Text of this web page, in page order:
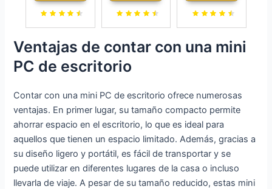
3,40GHz, 6W
M.2 SSD Mini
Ordenadores
Sobremesa,4K
Mini
Computador
2xHDMI/WiFi
5/BT4.2/RJ45
for Escuela
Educación
con Alder
+500GB M.2
PCIe 2280
WIFI6, Dual
HDMI, Pantalla
Dual,
1000Mbps, BT
5.2
SSD Mini
sobremesa,Ho
con Graphique
Radeon RX
Vega 10/4K 60
Hz
HDMI+VGA/5
G Business PC
Ventajas de contar con una mini
PC de escritorio
Contar con una mini PC de escritorio ofrece numerosas
ventajas. En primer lugar, su tamaño compacto permite
ahorrar espacio en el escritorio, lo que es ideal para
aquellos que tienen un espacio limitado. Además, gracias a
su diseño ligero y portátil, es fácil de transportar y se
puede utilizar en diferentes lugares de la casa o incluso
llevarla de viaje. A pesar de su tamaño reducido, estas mini